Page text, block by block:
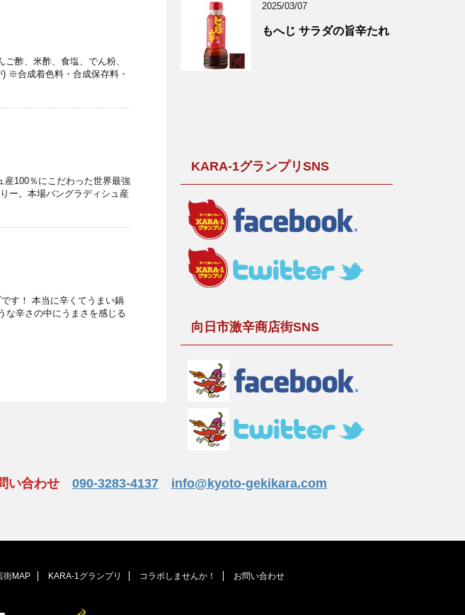
酢、米酢、食塩、でん粉、
※合成着色料・合成保存料・
100％にこだわった世界最強
ー。本場バングラディシュ産
す！ 本当に辛くてうまい鍋
な辛さの中にうまさを感じる
2025/03/07
もへじ サラダの旨辛たれ
KARA-1グランプリSNS
向日市激辛商店街SNS
い合わせ 090-3283-4137 info@kyoto-gekikara.com
街MAP KARA-1グランプリ コラボしませんか！ お問い合わせ